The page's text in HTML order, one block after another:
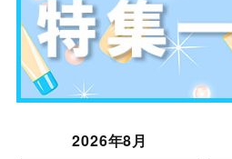
2026年8月